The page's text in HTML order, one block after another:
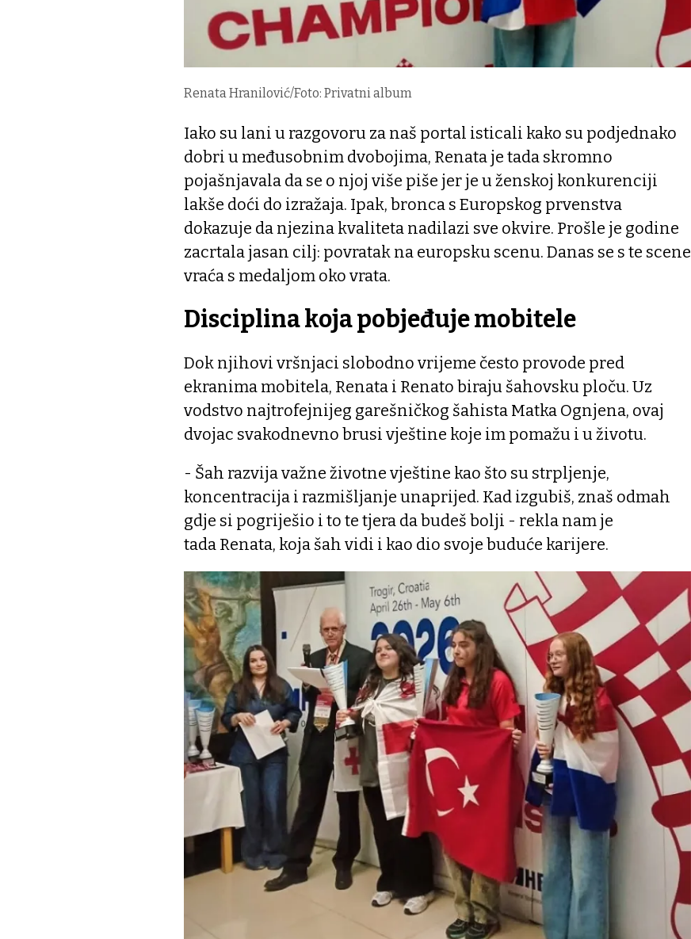
Renata Hranilović/Foto: Privatni album
Iako su lani u razgovoru za naš portal isticali kako su podjednako
dobri u međusobnim dvobojima, Renata je tada skromno
pojašnjavala da se o njoj više piše jer je u ženskoj konkurenciji
lakše doći do izražaja. Ipak, bronca s Europskog prvenstva
dokazuje da njezina kvaliteta nadilazi sve okvire. Prošle je godine
zacrtala jasan cilj: povratak na europsku scenu. Danas se s te scene
vraća s medaljom oko vrata.
Disciplina koja pobjeđuje mobitele
Dok njihovi vršnjaci slobodno vrijeme često provode pred
ekranima mobitela, Renata i Renato biraju šahovsku ploču. Uz
vodstvo najtrofejnijeg garešničkog šahista Matka Ognjena, ovaj
dvojac svakodnevno brusi vještine koje im pomažu i u životu.
- Šah razvija važne životne vještine kao što su strpljenje,
koncentracija i razmišljanje unaprijed. Kad izgubiš, znaš odmah
gdje si pogriješio i to te tjera da budeš bolji - rekla nam je
tada Renata, koja šah vidi i kao dio svoje buduće karijere.